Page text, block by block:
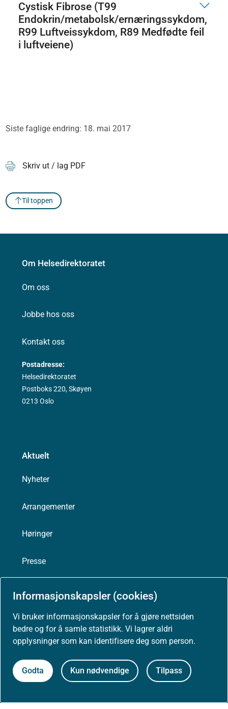
Informasjonskapsler (cookies)
Vi bruker informasjonskapsler for å gjøre nettsiden
bedre og for å samle statistikk. Vi lagrer aldri
opplysninger som kan identifisere deg som person.
Godta Kun nødvendige Tilpass
Cystisk Fibrose (T99
Endokrin/metabolsk/ernæringssykdom,
R99 Luftveissykdom, R89 Medfødte feil
i luftveiene)
Siste faglige endring: 18. mai 2017
Skriv ut / lag PDF
Til toppen
Om Helsedirektoratet
Om oss
Jobbe hos oss
Kontakt oss
Postadresse:
Helsedirektoratet
Postboks 220, Skøyen
0213 Oslo
Aktuelt
Nyheter
Arrangementer
Høringer
Presse
Om nettstedet
Personvernerklæring
Tilgjengelighetserklæring (uustatus.no)